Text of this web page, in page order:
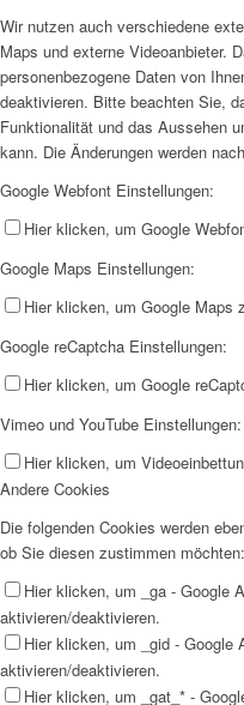
Wir nutzen auch verschiedene
Maps und externe Videoanbieter.
personenbezogene Daten von
deaktivieren. Bitte beachten Sie,
Funktionalität und das Aussehen
kann. Die Änderungen werden
Google Webfont Einstellungen:
Hier klicken, um Google
Google Maps Einstellungen:
Hier klicken, um Google Maps
Google reCaptcha Einstellungen:
Hier klicken, um Google
Vimeo und YouTube Einstellungen:
Hier klicken, um
Andere Cookies
Die folgenden Cookies werden
ob Sie diesen zustimmen möchten:
Hier klicken, um _ga - Google
aktivieren/deaktivieren.
Hier klicken, um _gid - Google
aktivieren/deaktivieren.
Hier klicken, um _gat_* -